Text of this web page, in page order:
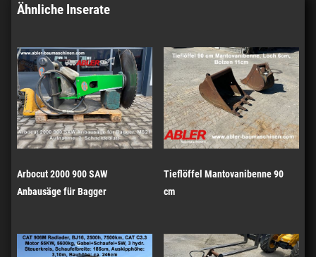
Ähnliche Inserate
Arbocut 2000 900 SAW
Anbausäge für Bagger
Tieflöffel Mantovanibenne 90
cm